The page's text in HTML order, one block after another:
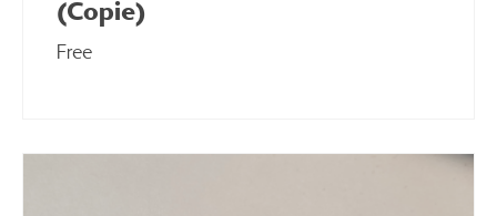
(Copie)
Free